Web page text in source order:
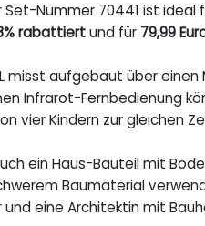
Nummer 70441 ist
rabattiertund für 79,99
misst aufgebaut über
Infrarot-Fernbedienung
vier Kindern zur gleichen
ein Haus-Bauteil mit
Baumaterial
eine Architektin mit